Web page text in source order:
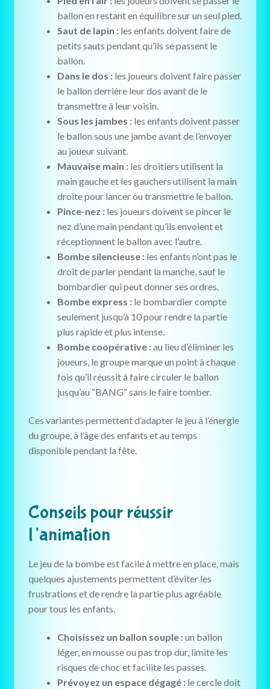
ballon en restant en équilibre sur un seul pied.
Saut de lapin :les enfants doivent faire de
petits sauts pendant qu’ils se passent le
ballon.
Dans le dos :les joueurs doivent faire passer
le ballon derrière leur dos avant de le
transmettre à leur voisin.
Sous les jambes :les enfants doivent passer
le ballon sous une jambe avant de l’envoyer
au joueur suivant.
Mauvaise main :les droitiers utilisent la
main gauche et les gauchers utilisent la main
droite pour lancer ou transmettre le ballon.
Pince-nez :les joueurs doivent se pincer le
nez d’une main pendant qu’ils envoient et
réceptionnent le ballon avec l’autre.
Bombe silencieuse :les enfants n’ont pas le
droit de parler pendant la manche, sauf le
bombardier qui peut donner ses ordres.
Bombe express :le bombardier compte
seulement jusqu’à 10 pour rendre la partie
plus rapide et plus intense.
Bombe coopérative :au lieu d’éliminer les
joueurs, le groupe marque un point à chaque
fois qu’il réussit à faire circuler le ballon
jusqu’au “BANG” sans le faire tomber.
Ces variantes permettent d’adapter le jeu à l’énergie
du groupe, à l’âge des enfants et au temps
disponible pendant la fête.
Conseils pour réussir
l’animation
Le jeu de la bombe est facile à mettre en place, mais
quelques ajustements permettent d’éviter les
frustrations et de rendre la partie plus agréable
pour tous les enfants.
Choisissez un ballon souple :un ballon
léger, en mousse ou pas trop dur, limite les
risques de choc et facilite les passes.
Prévoyez un espace dégagé :le cercle doit